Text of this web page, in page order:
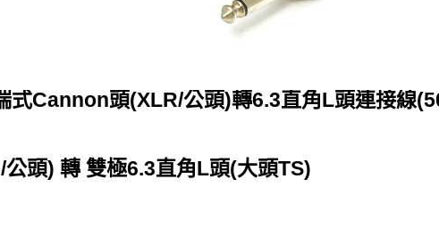
式Cannon頭(XLR/公頭)轉6.3直角L頭連接線
頭) 轉 雙極6.3直角L頭(大頭TS)